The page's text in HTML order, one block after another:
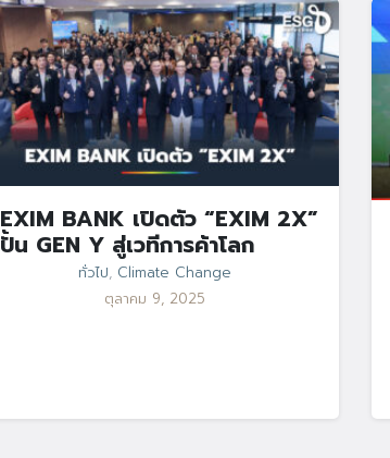
EXIM BANK เปิดตัว “EXIM 2X”
ปั้น GEN Y สู่เวทีการค้าโลก
ทั่วไป, Climate Change
ตุลาคม 9, 2025